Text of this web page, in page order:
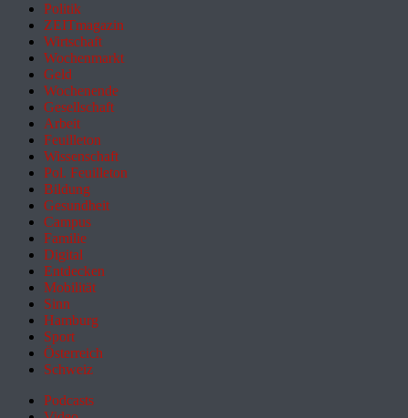
Politik
ZEITmagazin
Wirtschaft
Wochenmarkt
Geld
Wochenende
Gesellschaft
Arbeit
Feuilleton
Wissenschaft
Pol. Feuilleton
Bildung
Gesundheit
Campus
Familie
Digital
Entdecken
Mobilität
Sinn
Hamburg
Sport
Österreich
Schweiz
Podcasts